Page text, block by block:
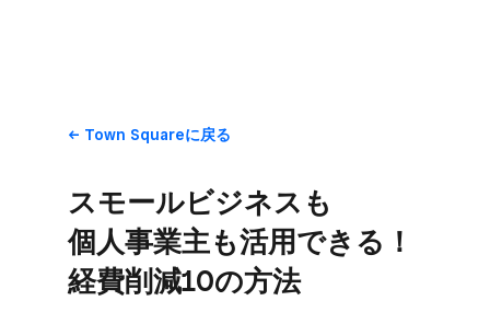
Town Squareに​戻る
スモールビジネスも​
個人事業主も​活用できる！​
経費削減10の​方​法